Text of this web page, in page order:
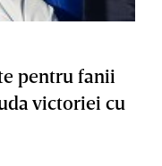
pentru fanii
victoriei cu